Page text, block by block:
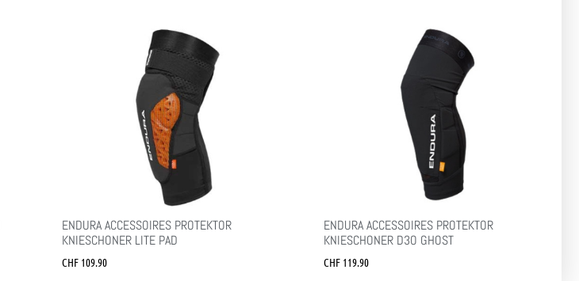
ENDURA ACCESSOIRES PROTEKTOR
KNIESCHONER LITE PAD
CHF 109.90
ENDURA ACCESSOIRES PROTEKTOR
KNIESCHONER D3O GHOST
CHF 119.90